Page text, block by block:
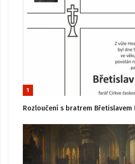
1
Rozloučení s bratrem Břetislavem